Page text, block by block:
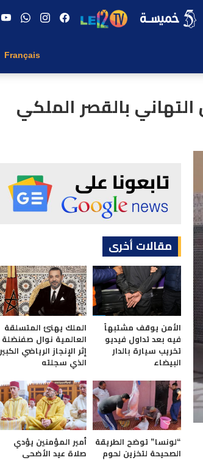
Français
بالقصر الملكي
مقالات أخرى
الأمن يوقف مشتبهاً
فيه بعد تداول فيديو
تخريب سيارة بالدار
البيضاء
الملك يهنئ المتسلقة
العالمية نوال صفنضلة
إثر الإنجاز الرياضي الكبير
الذي سجلته
“لونسا” توضح الطريقة
الصحيحة لتخزين لحوم
أمير المؤمنين يؤدي
صلاة عيد الأضحى